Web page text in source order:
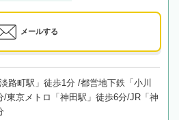
メールする
路町駅」徒歩1分 /都営地下鉄「小川
/東京メトロ「神田駅」徒歩6分/JR「神